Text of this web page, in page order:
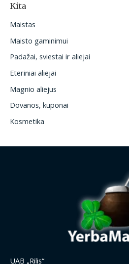
Kita
Maistas
Maisto gaminimui
Padažai, sviestai ir aliejai
Eteriniai aliejai
Magnio aliejus
Dovanos, kuponai
Kosmetika
UAB „Rilis“